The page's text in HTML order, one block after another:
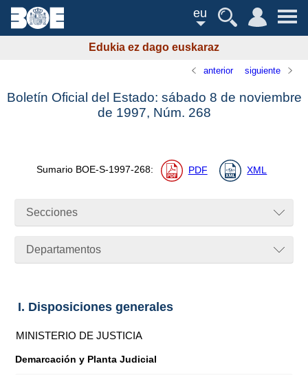
eu
Edukia ez dago euskaraz
anterior siguiente
Boletín Oficial del Estado: sábado 8 de noviembre
de 1997, Núm. 268
Sumario BOE-S-1997-268: PDF XML
Secciones
Departamentos
I. Disposiciones generales
MINISTERIO DE JUSTICIA
Demarcación y Planta Judicial